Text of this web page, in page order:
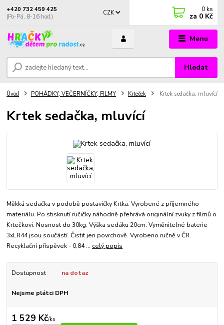
Menu
CZK
Hledat
+420 732 459 425
(Po-Pá, 8-16 hod.)
0 ks
za 0 Kč
Úvod POHÁDKY, VEČERNÍČKY, FILMY Krteček Krtek sedačka, mluvící
Krtek sedačka, mluvící
Měkká sedačka v podobě postavičky Krtka. Vyrobené z příjemného
materiálu. Po stisknutí ručičky náhodně přehrává originální zvuky z filmů o
Krtečkovi. Nosnost do 30kg. Výška sedáku 20cm. Vyměnitelné baterie
3xLR44 jsou součástí. Čistit jen povrchově. Vyrobeno ručně v ČR.
Recyklační příspěvek - 0,84 ... celý popis
Dostupnost na dotaz
Nejsme plátci DPH
1 529 Kč/ks